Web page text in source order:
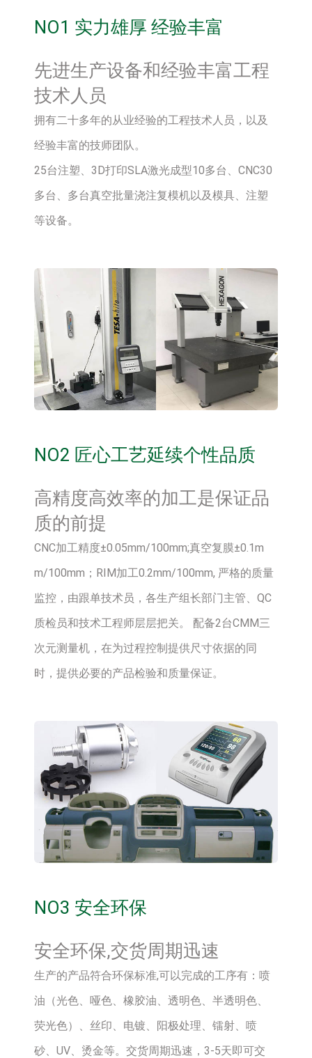
NO1 实力雄厚 经验丰富
先进生产设备和经验丰富工程
技术人员
拥有二十多年的从业经验的工程技术人员，以及
经验丰富的技师团队。
25台注塑、3D打印SLA激光成型10多台、CNC30
多台、多台真空批量浇注复模机以及模具、注塑
等设备。
NO2 匠心工艺延续个性品质
高精度高效率的加工是保证品
质的前提
CNC加工精度±0.05mm/100mm;真空复膜±0.1m
m/100mm；RIM加工0.2mm/100mm, 严格的质量
监控，由跟单技术员，各生产组长部门主管、QC
质检员和技术工程师层层把关。 配备2台CMM三
次元测量机，在为过程控制提供尺寸依据的同
时，提供必要的产品检验和质量保证。
NO3 安全环保
安全环保,交货周期迅速
生产的产品符合环保标准,可以完成的工序有：喷
油（光色、哑色、橡胶油、透明色、半透明色、
荧光色）、丝印、电镀、阳极处理、镭射、喷
砂、UV、烫金等。交货周期迅速，3-5天即可交